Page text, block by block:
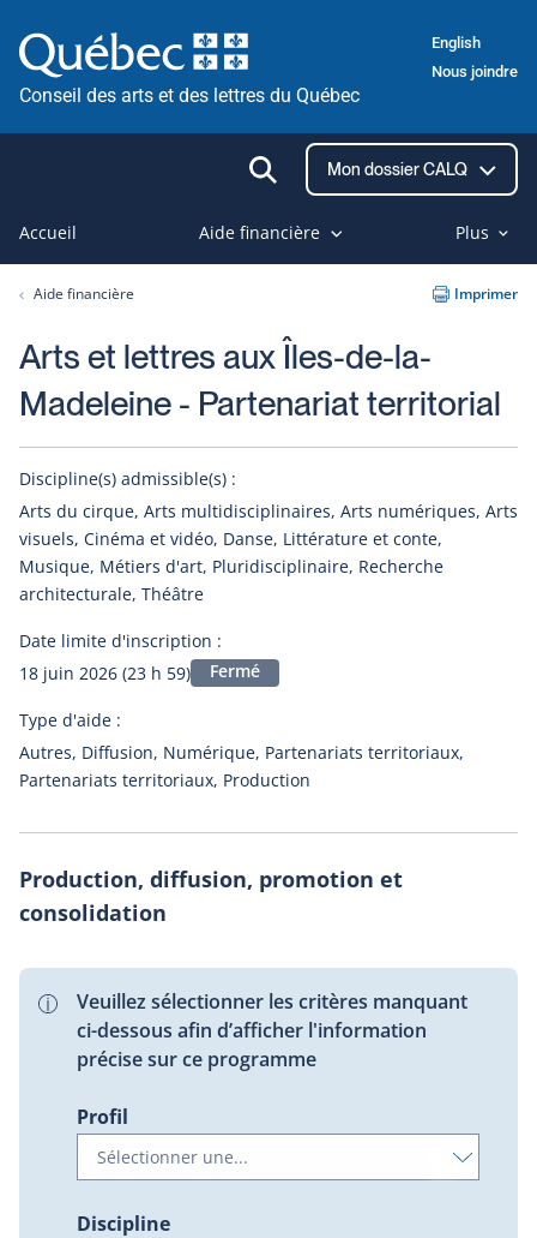
au
contenu
Conseil des arts et des lettres du Québec
English
Nous joindre
Ouvrir
la
recherche
Mon dossier CALQ
Accueil Aide financière Plus
Aide financière Imprimer
Arts et lettres aux Îles-de-la-
Madeleine - Partenariat territorial
Discipline(s) admissible(s) :
Arts du cirque, Arts multidisciplinaires, Arts numériques, Arts
visuels, Cinéma et vidéo, Danse, Littérature et conte,
Musique, Métiers d'art, Pluridisciplinaire, Recherche
architecturale, Théâtre
Date limite d'inscription :
18 juin 2026 (23 h 59)
Fermé
Type d'aide :
Autres, Diffusion, Numérique, Partenariats territoriaux,
Partenariats territoriaux, Production
Production, diffusion, promotion et
consolidation
Veuillez sélectionner les critères manquant
ci-dessous afin d’afficher l'information
précise sur ce programme
Profil
Discipline